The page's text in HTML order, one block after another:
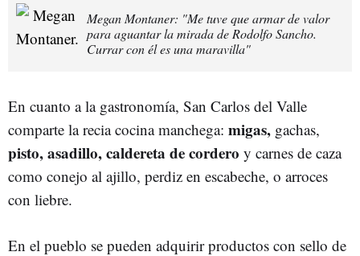
Megan Montaner: "Me tuve que armar de valor
para aguantar la mirada de Rodolfo Sancho.
Currar con él es una maravilla"
En cuanto a la gastronomía, San Carlos del Valle
comparte la recia cocina manchega: migas, gachas,
pisto, asadillo, caldereta de cordero y carnes de caza
como conejo al ajillo, perdiz en escabeche, o arroces
con liebre.
En el pueblo se pueden adquirir productos con sello de